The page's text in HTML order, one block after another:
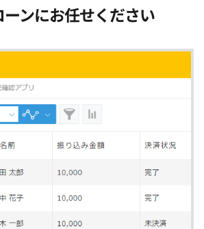
ーンにお任せください